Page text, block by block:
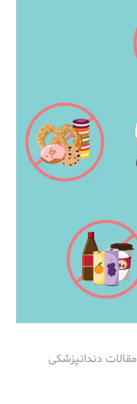
مقالات دندانپزشکی